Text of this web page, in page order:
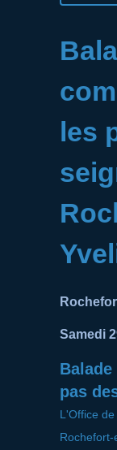
les
Samedi
pas
L'Office
Rochefort-